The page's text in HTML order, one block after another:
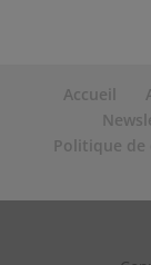
Accueil
Politique